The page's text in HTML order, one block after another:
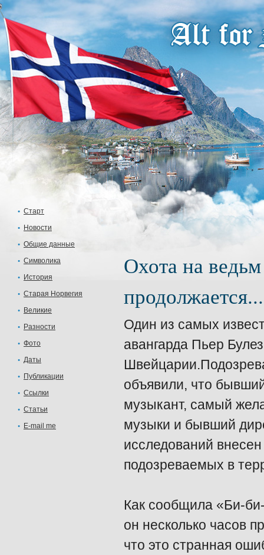
Старт
Новости
Общие данные
Символика
История
Старая Норвегия
Великие
Разности
Фото
Даты
Публикации
Ссылки
Статьи
E-mail me
Охота на
Один из самых
авангарда Пьер
объявили, что
музыкант, самый
музыки и бывший
исследований
подозреваемых в
Как сообщила «Би-
он несколько часов
что это странная